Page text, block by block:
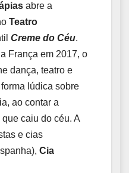
abre a
Teatro
Creme do Céu.
França em 2017, o
dança, teatro e
lúdica sobre
ao contar a
caiu do céu. A
e cias
Cia